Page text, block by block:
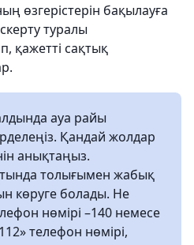
өзгерістерін бақылауға
туралы
қажетті сақтық
ауа райы
Қандай жолдар
анықтаңыз.
толығымен жабық
көруге болады. Не
нөмірі –140 немесе
телефон нөмірі,